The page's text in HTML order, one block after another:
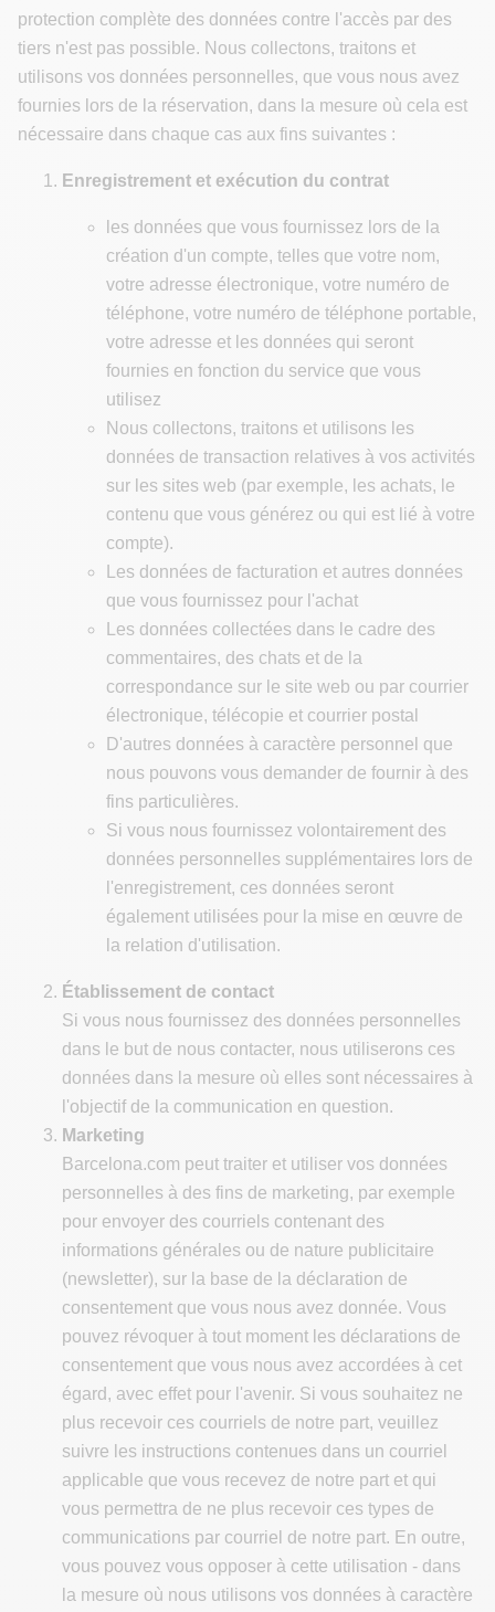
protection complète des données contre l'accès par des
tiers n'est pas possible. Nous collectons, traitons et
utilisons vos données personnelles, que vous nous avez
fournies lors de la réservation, dans la mesure où cela est
nécessaire dans chaque cas aux fins suivantes :
Enregistrement et exécution du contrat
les données que vous fournissez lors de la
création d'un compte, telles que votre nom,
votre adresse électronique, votre numéro de
téléphone, votre numéro de téléphone portable,
votre adresse et les données qui seront
fournies en fonction du service que vous
utilisez
Nous collectons, traitons et utilisons les
données de transaction relatives à vos activités
sur les sites web (par exemple, les achats, le
contenu que vous générez ou qui est lié à votre
compte).
Les données de facturation et autres données
que vous fournissez pour l'achat
Les données collectées dans le cadre des
commentaires, des chats et de la
correspondance sur le site web ou par courrier
électronique, télécopie et courrier postal
D'autres données à caractère personnel que
nous pouvons vous demander de fournir à des
fins particulières.
Si vous nous fournissez volontairement des
données personnelles supplémentaires lors de
l'enregistrement, ces données seront
également utilisées pour la mise en œuvre de
la relation d'utilisation.
Établissement de contact
Si vous nous fournissez des données personnelles
dans le but de nous contacter, nous utiliserons ces
données dans la mesure où elles sont nécessaires à
l'objectif de la communication en question.
Marketing
Barcelona.com peut traiter et utiliser vos données
personnelles à des fins de marketing, par exemple
pour envoyer des courriels contenant des
informations générales ou de nature publicitaire
(newsletter), sur la base de la déclaration de
consentement que vous nous avez donnée. Vous
pouvez révoquer à tout moment les déclarations de
consentement que vous nous avez accordées à cet
égard, avec effet pour l'avenir. Si vous souhaitez ne
plus recevoir ces courriels de notre part, veuillez
suivre les instructions contenues dans un courriel
applicable que vous recevez de notre part et qui
vous permettra de ne plus recevoir ces types de
communications par courriel de notre part. En outre,
vous pouvez vous opposer à cette utilisation - dans
la mesure où nous utilisons vos données à caractère